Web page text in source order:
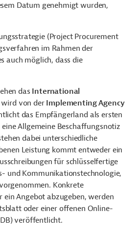
Datum genehmigt wurden,
(Project Procurement
im Rahmen der
auch möglich, dass die
das International
von der Implementing Agency
das Empfängerland als ersten
Allgemeine Beschaffungsnotiz
dabei unterschiedliche
Leistung kommt entweder ein
für schlüsselfertige
und Kommunikationstechnologie,
Konkrete
Angebot abzugeben, werden
oder einer offenen Online-
veröffentlicht.